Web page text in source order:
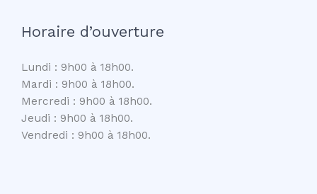
Horaire d’ouverture
Lundi : 9h00 à 18h00.
Mardi : 9h00 à 18h00.
Mercredi : 9h00 à 18h00.
Jeudi : 9h00 à 18h00.
Vendredi : 9h00 à 18h00.